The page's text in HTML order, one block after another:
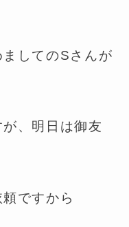
してのSさんが
、明日は御友
ですから